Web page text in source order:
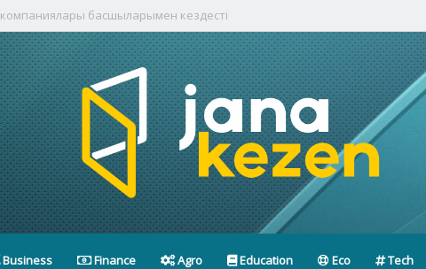
басшыларымен кездесті
Business Finance Agro Education Eco Tech